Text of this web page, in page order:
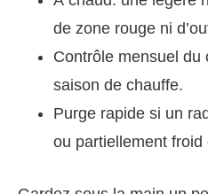
de zone rouge ni
Contrôle mensuel du
saison de chauffe.
Purge rapide si un
ou partiellement froid